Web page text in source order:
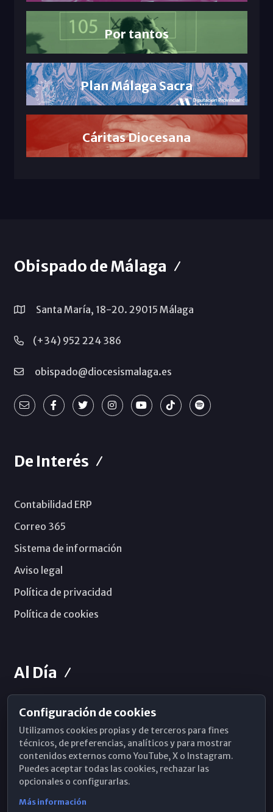
Por tantos
Plan Málaga Sacra
Cáritas Diocesana
Obispado de Málaga
Santa María, 18-20. 29015 Málaga
(+34) 952 224 386
obispado@diocesismalaga.es
De Interés
Contabilidad ERP
Correo 365
Sistema de información
Aviso legal
Política de privacidad
Política de cookies
Al Día
Horarios de Misa
Hemeroteca
WhatsApp
Configuración de cookies
Utilizamos cookies propias y de terceros para fines
técnicos, de preferencias, analíticos y para mostrar
contenidos externos como YouTube, X o Instagram.
Puedes aceptar todas las cookies, rechazar las
opcionales o configurarlas.
Más información